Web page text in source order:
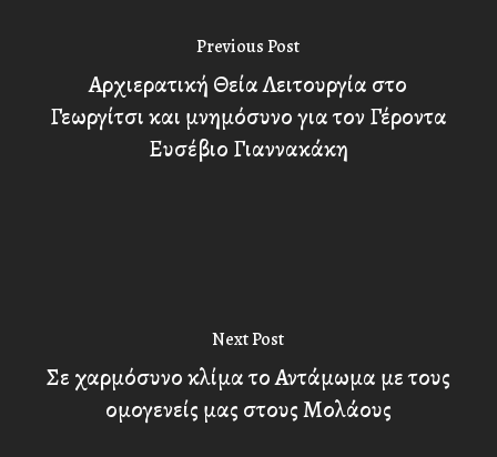
Previous Post
Αρχιερατική Θεία Λειτουργία στο
Γεωργίτσι και μνημόσυνο για τον Γέροντα
Ευσέβιο Γιαννακάκη
Next Post
Σε χαρμόσυνο κλίμα το Αντάμωμα με τους
ομογενείς μας στους Μολάους